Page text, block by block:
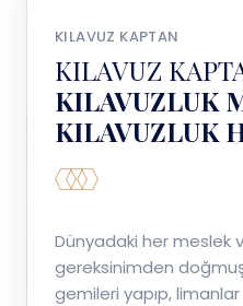
KILAVUZ KAPTAN
KILAVUZ
KILAVUZLUK
KILAVUZLUK
Dünyadaki her meslek
gereksinimden
gemileri yapıp,